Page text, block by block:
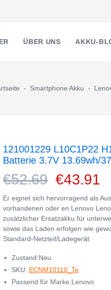
ÜBER UNS AKKU-
Smartphone Akku
121001229 L10C1P22
Batterie 3.7V 13.69wh/
€52.69€43.91
Er eignet sich hervorragend als
vorhandenen oder en Lenovo
zusätzlicher Ersatzakku für
sowie das Laden erfolgen wie
Standard-Netzteil/Ladegerät.
Zustand:Neu
SKU: ECNM10110_Te
Passend für Marke:Lenovo